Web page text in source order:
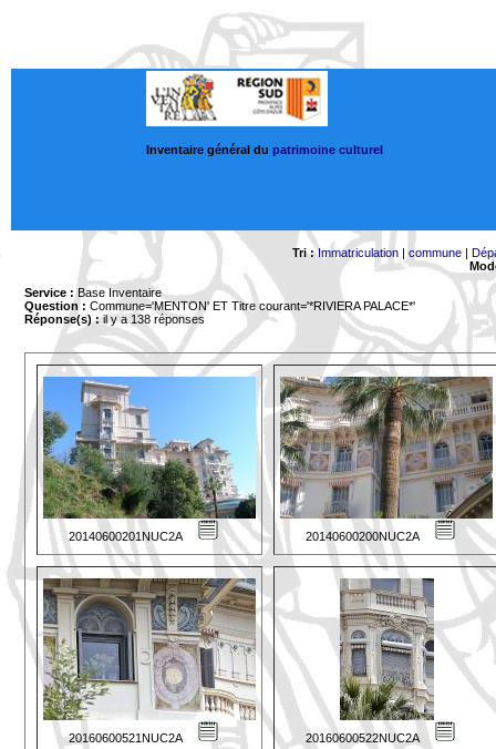
Inventaire général du patrimoine culturel
Tri : Immatriculation |commune |
Service : Base Inventaire
Question : Commune='MENTON' ET Titre courant='*RIVIERA PALACE*'
Réponse(s) :il y a 138 réponses
20140600201NUC2A 20140600200NUC2A
20160600521NUC2A 20160600522NUC2A